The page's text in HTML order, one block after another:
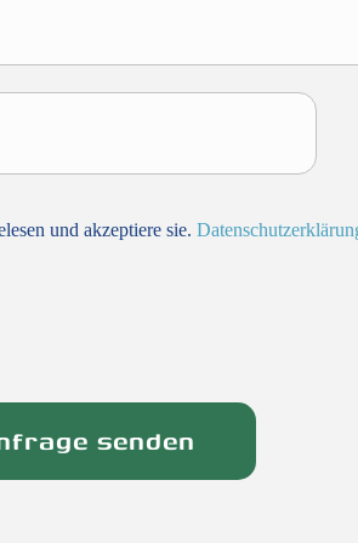
und akzeptiere sie.
senden